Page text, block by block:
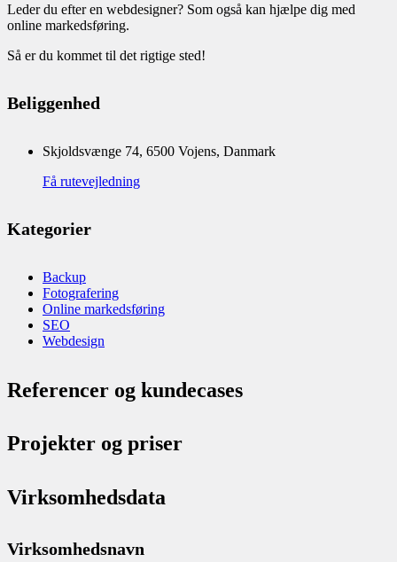
Leder du efter en webdesigner? Som også kan hjælpe dig med
online markedsføring.
Så er du kommet til det rigtige sted!
Beliggenhed
Skjoldsvænge 74, 6500 Vojens, Danmark
Få rutevejledning
Kategorier
Backup
Fotografering
Online markedsføring
SEO
Webdesign
Referencer og kundecases
Projekter og priser
Virksomhedsdata
Virksomhedsnavn